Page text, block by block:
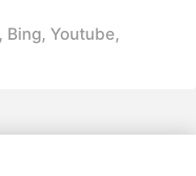
Bing, Youtube,